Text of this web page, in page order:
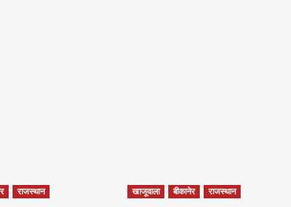
राजस्थान खाजूवाला बीकानेर राजस्थान